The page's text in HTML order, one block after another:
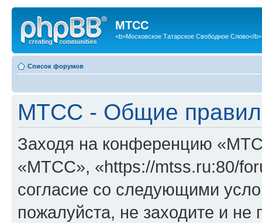
МТСС
<b>Московское Татарское Свободное Слово</b>
Список форумов
МТСС - Общие
Заходя на конференцию
«МТСС», «https://mtss.ru:80/
согласие со следующими
пожалуйста, не заходите и